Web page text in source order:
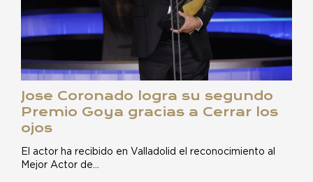
Jose Coronado logra su segundo
Premio Goya gracias a Cerrar los
ojos
El actor ha recibido en Valladolid el reconocimiento al
Mejor Actor de…